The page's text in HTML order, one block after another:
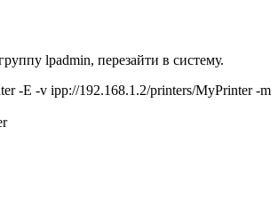
lpadmin, перезайти в систему.
-E -v ipp://192.168.1.2/printers/MyPrinter -m